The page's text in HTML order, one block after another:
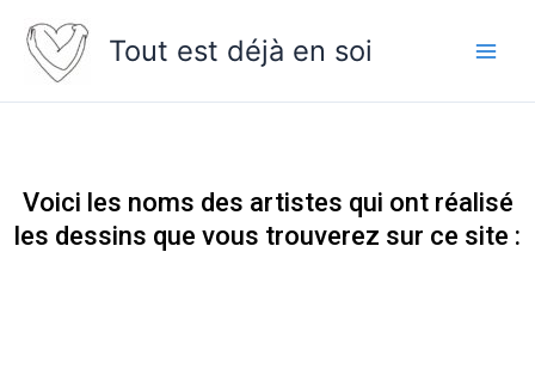
content
Tout est déjà en soi
Voici les noms des artistes qui ont réalisé
les dessins que vous trouverez sur ce site :